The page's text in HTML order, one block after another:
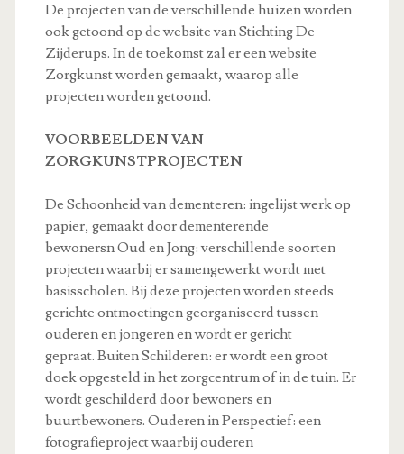
De projecten van de verschillende huizen worden
ook getoond op de website van Stichting De
Zijderups. In de toekomst zal er een website
Zorgkunst worden gemaakt, waarop alle
projecten worden getoond.
VOORBEELDEN VAN
ZORGKUNSTPROJECTEN
De Schoonheid van dementeren: ingelijst werk op
papier, gemaakt door dementerende
bewonersn Oud en Jong: verschillende soorten
projecten waarbij er samengewerkt wordt met
basisscholen. Bij deze projecten worden steeds
gerichte ontmoetingen georganiseerd tussen
ouderen en jongeren en wordt er gericht
gepraat. Buiten Schilderen: er wordt een groot
doek opgesteld in het zorgcentrum of in de tuin. Er
wordt geschilderd door bewoners en
buurtbewoners. Ouderen in Perspectief: een
fotografieproject waarbij ouderen